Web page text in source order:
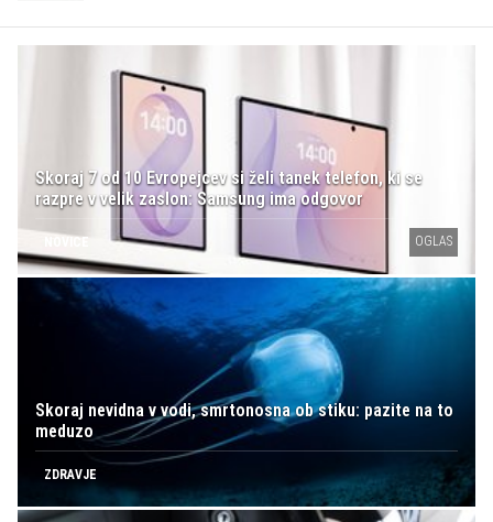
Skoraj 7 od 10 Evropejcev si želi tanek telefon, ki se
razpre v velik zaslon: Samsung ima odgovor
NOVICE OGLAS
Skoraj nevidna v vodi, smrtonosna ob stiku: pazite na to
meduzo
ZDRAVJE